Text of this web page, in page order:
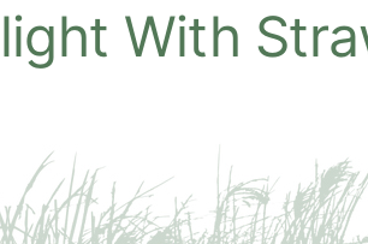
With